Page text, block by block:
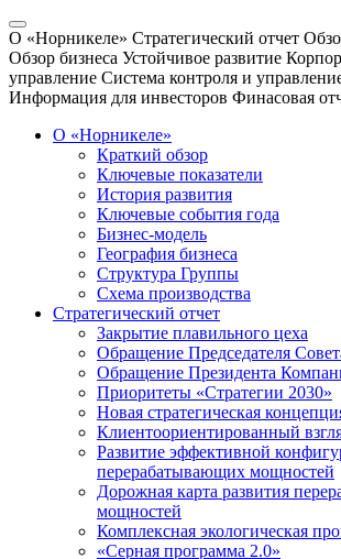
О «Норникеле» Стратегический отчет
Обзор бизнеса Устойчивое развитие
управление Система контроля и
Информация для инвесторов Финасовая
О «Норникеле»
Краткий обзор
Ключевые показатели
История развития
Ключевые события года
Бизнес-модель
География бизнеса
Структура Группы
Схема производства
Стратегический отчет
Закрытие плавильного цеха
Обращение Председателя
Обращение Президента
Приоритеты «Стратегии 2030»
Новая стратегическая
Клиентоориентированный
Развитие эффективной
перерабатывающих мощностей
Дорожная карта развития
мощностей
Комплексная экологическая
«Серная программа 2.0»